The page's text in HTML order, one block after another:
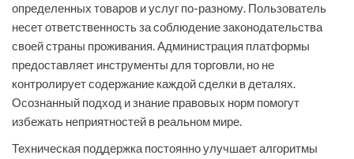
определенных товаров и услуг по-разному. Пользователь
несет ответственность за соблюдение законодательства
своей страны проживания. Администрация платформы
предоставляет инструменты для торговли, но не
контролирует содержание каждой сделки в деталях.
Осознанный подход и знание правовых норм помогут
избежать неприятностей в реальном мире.
Техническая поддержка постоянно улучшает алгоритмы